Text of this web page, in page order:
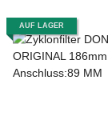
AUF LAGER